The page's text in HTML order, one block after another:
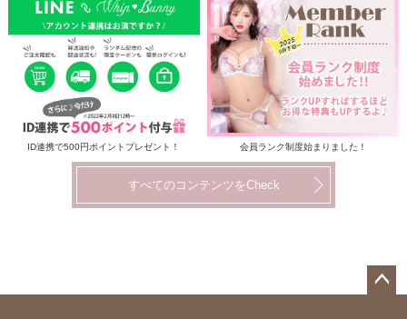
ID連携で500円ポイントプレゼント！ 会員ランク制度始まりました！
すべてのコンテンツをCheck